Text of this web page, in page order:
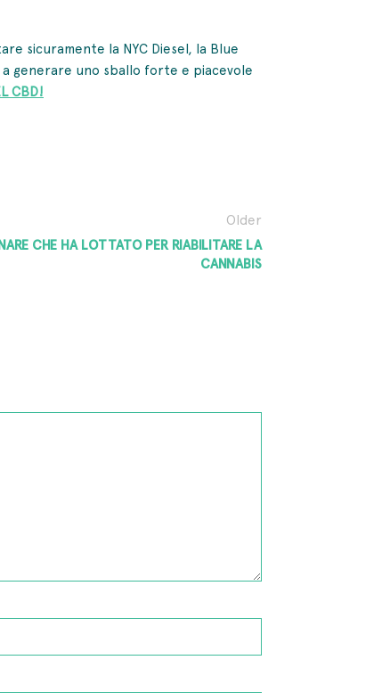
sicuramente la NYC Diesel, la Blue
generare uno sballo forte e piacevole
CBD!
Older
CHE HA LOTTATO PER RIABILITARE LA
CANNABIS